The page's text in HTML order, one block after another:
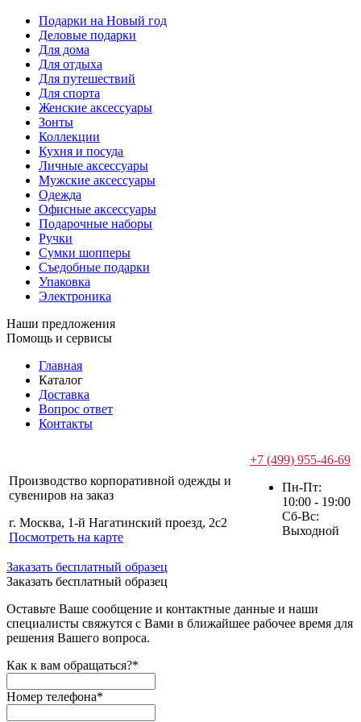
Подарки на Новый год
Деловые подарки
Для дома
Для отдыха
Для путешествий
Для спорта
Женские аксессуары
Зонты
Коллекции
Кухня и посуда
Личные аксессуары
Мужские аксессуары
Одежда
Офисные аксессуары
Подарочные наборы
Ручки
Сумки шопперы
Съедобные подарки
Упаковка
Электроника
Наши предложения
Помощь и сервисы
Главная
Каталог
Доставка
Вопрос ответ
Контакты
Производство корпоративной одежды и
сувениров на заказ
г. Москва, 1-й Нагатинский проезд, 2с2
Посмотреть на карте
+7 (499) 955-46-69
Пн-Пт:
10:00 - 19:00
Сб-Вс:
Выходной
Заказать бесплатный образец
Заказать бесплатный образец
Оставьте Ваше сообщение и контактные данные и наши
специалисты свяжутся с Вами в ближайшее рабочее время для
решения Вашего вопроса.
Как к вам обращаться?*
Номер телефона*